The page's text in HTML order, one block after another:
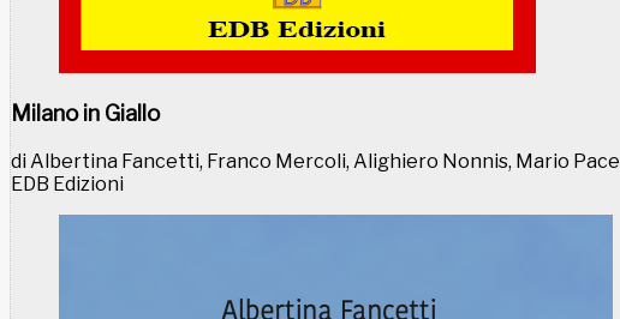
Milano in Giallo
di Albertina Fancetti, Franco Mercoli, Alighiero Nonnis, Mario Pace
EDB Edizioni